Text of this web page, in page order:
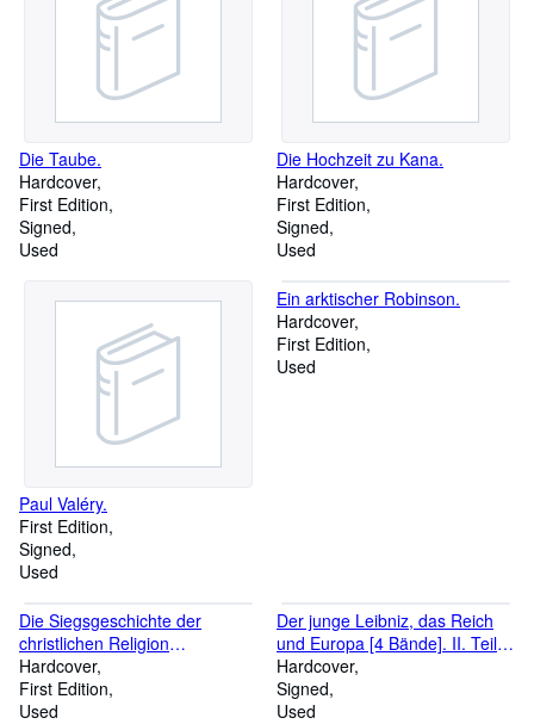
Die Taube.
Hardcover
First Edition
Signed
Used
Die Hochzeit zu Kana.
Hardcover
First Edition
Signed
Used
Paul Valéry.
First Edition
Signed
Used
Ein arktischer Robinson.
Hardcover
First Edition
Used
Die Siegsgeschichte der
christlichen Religion
(Siegesgeschichte). In einer
gemeinnüzigen Erklärung der
Offenbarung Johannis.
Hardcover
First Edition
Used
Der junge Leibniz, das Reich
und Europa [4 Bände]. II. Teil:
Paris. Band 1: Europäische
Politik. / Band 2:
Abendländische Kultur. / Band
Hardcover
Signed
Used